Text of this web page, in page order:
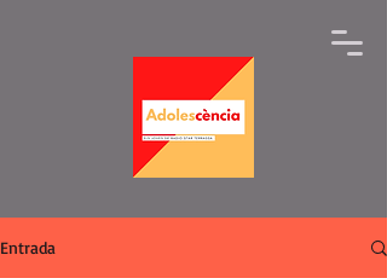
Entrada